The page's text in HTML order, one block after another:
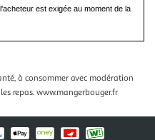
est exigée au moment de la
à consommer avec modération
repas. www.mangerbouger.fr